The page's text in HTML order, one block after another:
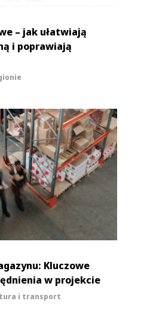
– jak ułatwiają
i poprawiają
Kluczowe
w projekcie
i transport